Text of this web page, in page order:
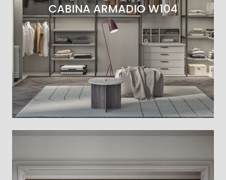
CABINA ARMADIO W104